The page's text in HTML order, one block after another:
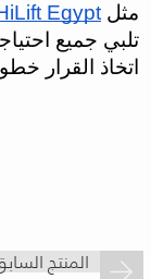
مثل Egypt
تلبي جميع
اتخاذ القرار
المنتج